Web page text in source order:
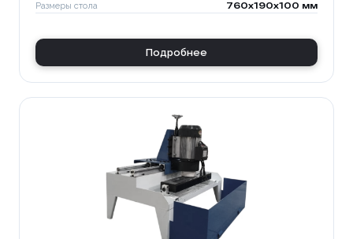
Размеры стола 760x190x100 мм
Подробнее